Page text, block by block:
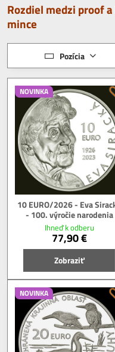
Rozdiel medzi proof
mince
Pozícia
NOVINKA
10 EURO/2026 - Eva
- 100. výročie narodenia
Ihneď k odberu
77,90 €
Zobraziť
NOVINKA